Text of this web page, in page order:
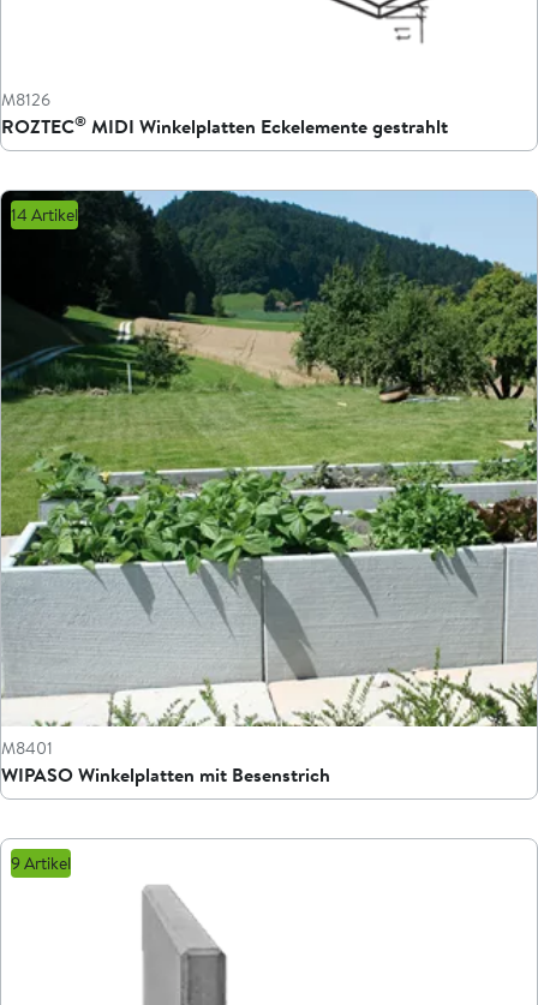
M8126
ROZTEC® MIDI Winkelplatten Eckelemente gestrahlt
14 Artikel
M8401
WIPASO Winkelplatten mit Besenstrich
9 Artikel